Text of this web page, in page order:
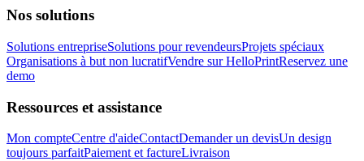
Nos solutions
Solutions entrepriseSolutions pour revendeursProjets spéciaux
Organisations à but non lucratifVendre sur HelloPrintReservez une
demo
Ressources et assistance
Mon compteCentre d'aideContactDemander un devisUn design
toujours parfaitPaiement et factureLivraison